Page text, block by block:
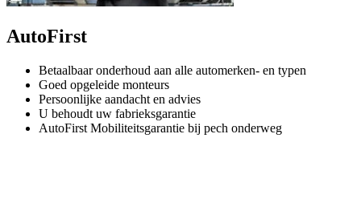
AutoFirst
Betaalbaar onderhoud aan alle automerken- en typen
Goed opgeleide monteurs
Persoonlijke aandacht en advies
U behoudt uw fabrieksgarantie
AutoFirst Mobiliteitsgarantie bij pech onderweg